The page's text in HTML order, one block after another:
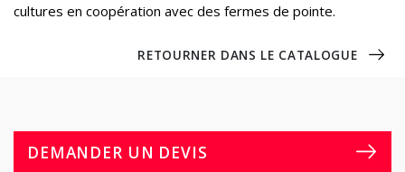
cultures en coopération avec des fermes de pointe.
RETOURNER DANS LE CATALOGUE
DEMANDER UN DEVIS